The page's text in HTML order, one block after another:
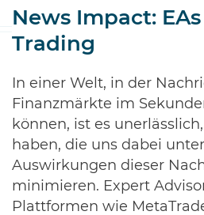
News Impact:
Trading
In einer Welt, in der
Finanzmärkte im
können, ist es
haben, die uns dabei
Auswirkungen dieser
minimieren. Expert
Plattformen wie